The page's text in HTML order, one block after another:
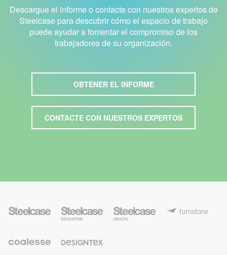
Descargue el informe o contacte con nuestros expertos de
Steelcase para descubrir cómo el espacio de trabajo
puede ayudar a fomentar el compromiso de los
trabajadores de su organización.
OBTENER EL INFORME
CONTACTE CON NUESTROS EXPERTOS
t
e
a
t
e
a
t
e
u
o
e